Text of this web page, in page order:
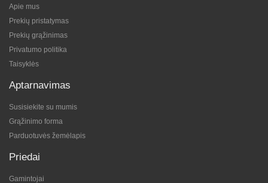
Apie mus
Prekių pristatymas
Prekių grąžinimas
Privatumo politika
Taisyklės
Aptarnavimas
Susisiekite su mumis
Grąžinimo forma
Parduotuvės žemėlapis
Priedai
Gamintojai